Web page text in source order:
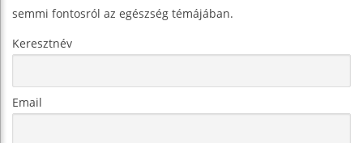
semmi fontosról az egészség témájában.
Keresztnév
Email